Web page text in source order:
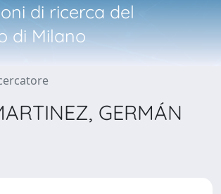
di ricerca del
di Milano
GERMÁN